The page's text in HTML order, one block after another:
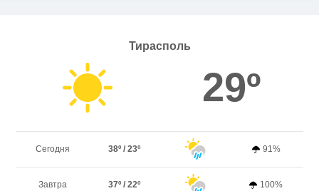
Тирасполь
29º
Сегодня 38º / 23º 91%
Завтра 37º / 22º 100%